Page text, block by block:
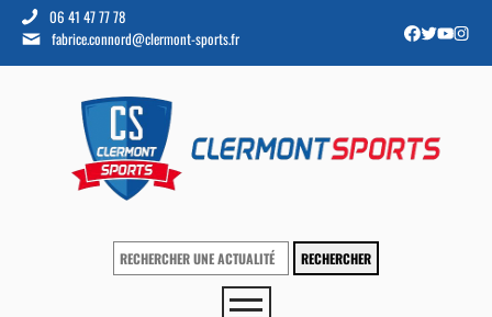
06 41 47 77 78
fabrice.connord@clermont-sports.fr